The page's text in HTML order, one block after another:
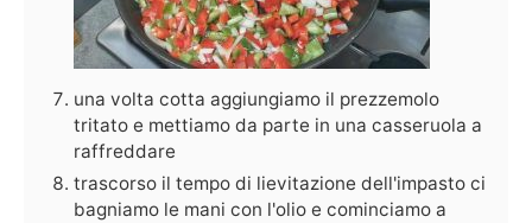
una volta cotta aggiungiamo il prezzemolo
tritato e mettiamo da parte in una casseruola a
raffreddare
trascorso il tempo di lievitazione dell'impasto ci
bagniamo le mani con l'olio e cominciamo a